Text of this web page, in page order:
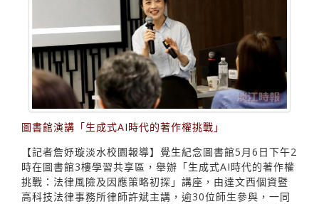
圖書館演講「生成式AI時代的著作權挑戰」
【記者詹妤璇淡水校園報導】覺生紀念圖書館5月6日下午2
時在圖書館3樓學習共享區，舉辦「生成式AI時代的著作權
挑戰：法律風險及因應策略初探」講座，由達文西個資暨
高科技法律事務所律師許斌主講，逾30位師生參與，一同